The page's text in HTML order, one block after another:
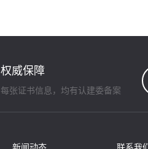
权威保障
每张证书信息，均有认建委备案